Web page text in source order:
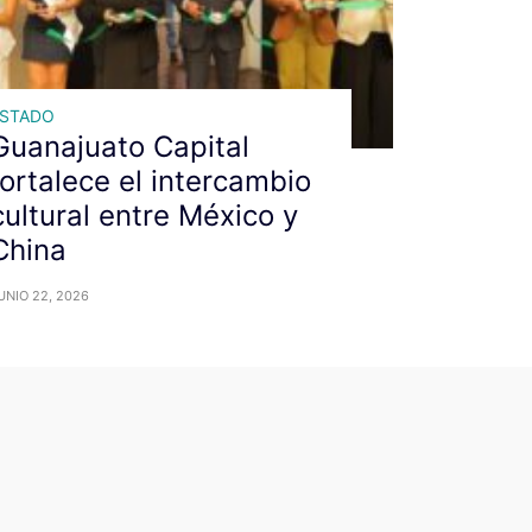
Capital
el intercambio
entre México y
22, 2026